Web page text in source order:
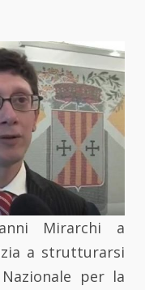
Mirarchi a
a strutturarsi
per la